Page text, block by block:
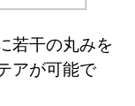
若干の丸みを
アが可能で